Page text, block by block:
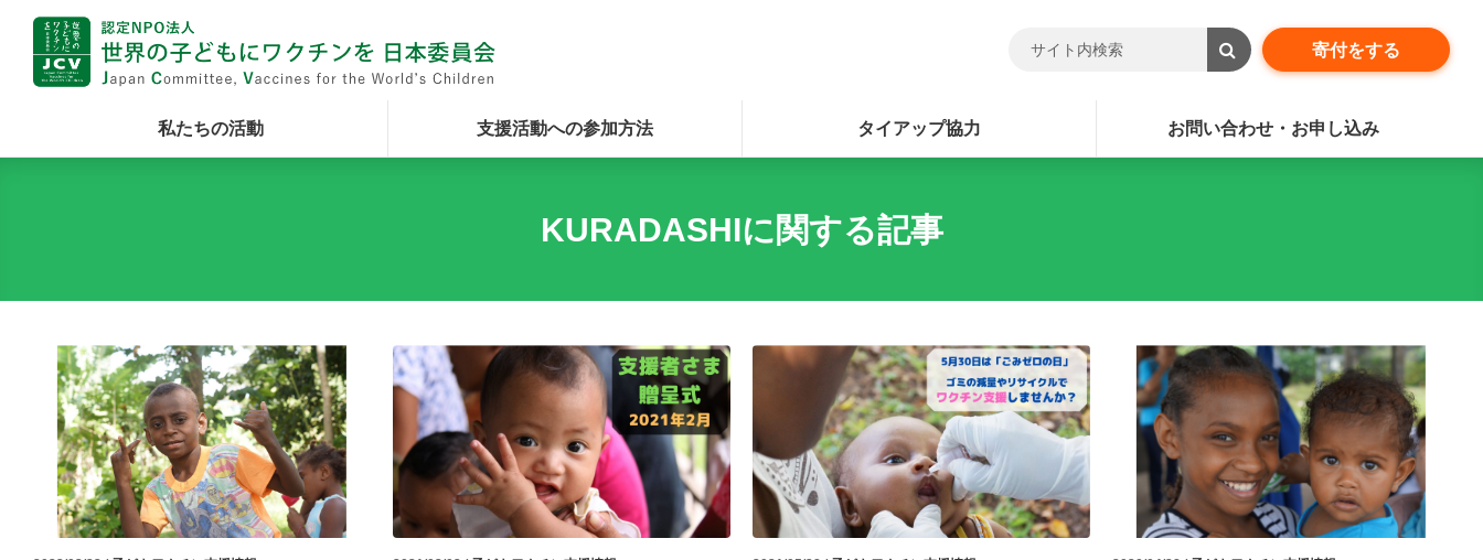
寄付をする
私たちの活動 支援活動への参加方法 タイアップ協力 お問い合わせ・お申し込み
KURADASHIに関する記事